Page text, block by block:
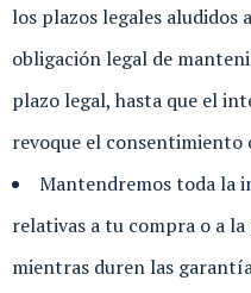
los plazos legales
obligación legal de
plazo legal, hasta que el
revoque el consentimiento
Mantendremos toda la
relativas a tu compra o a
mientras duren las